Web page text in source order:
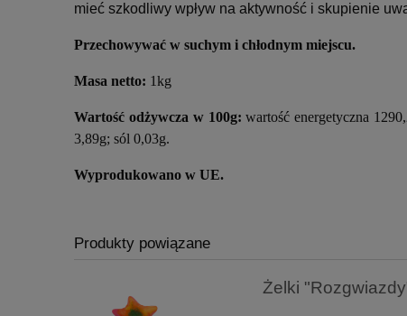
mieć szkodliwy wpływ na aktywność i skupienie
Przechowywać w suchym i chłodnym miejscu.
Masa netto: 1kg
Wartość odżywcza w 100g: wartość energetyczna
3,89g; sól 0,03g.
Wyprodukowano w UE.
Produkty powiązane
Żelki